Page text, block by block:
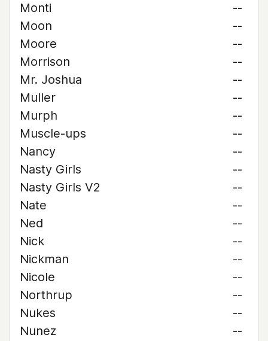
Monti
--
Moon
--
Moore
--
Morrison
--
Mr. Joshua
--
Muller
--
Murph
--
Muscle-ups
--
Nancy
--
Nasty Girls
--
Nasty Girls V2
--
Nate
--
Ned
--
Nick
--
Nickman
--
Nicole
--
Northrup
--
Nukes
--
Nunez
--